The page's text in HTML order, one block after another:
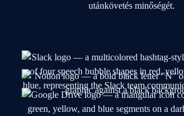
utánkövetés minőségét.